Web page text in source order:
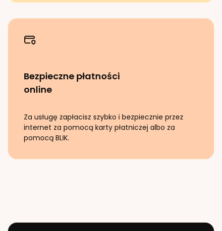
Bezpieczne płatności
online
Za usługę zapłacisz szybko i bezpiecznie przez
internet za pomocą karty płatniczej albo za
pomocą BLIK.